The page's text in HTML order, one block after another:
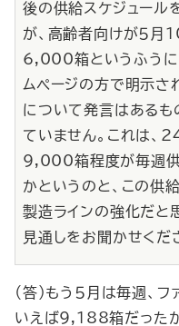
後の供給スケジュール
が、高齢者向けが５
6,000箱というふうに
ムページの方で明示
について発言はあるも
ていません。これは
9,000箱程度が毎週供
かというのと、この供
製造ラインの強化だと
見通しをお聞かせくだ
（答）もう５月は毎週、
いえば9,188箱だったか